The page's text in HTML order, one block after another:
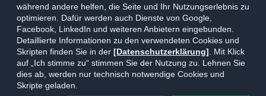
während andere helfen, die Seite und Ihr Nutzungserlebnis zu
optimieren. Dafür werden auch Dienste von Google,
Facebook, LinkedIn und weiteren Anbietern eingebunden.
Detaillierte Informationen zu den verwendeten Cookies und
Skripten finden Sie in der [Datenschutzerklärung] . Mit Klick
auf „Ich stimme zu“ stimmen Sie der Nutzung zu. Lehnen Sie
dies ab, werden nur technisch notwendige Cookies und
Skripte geladen.